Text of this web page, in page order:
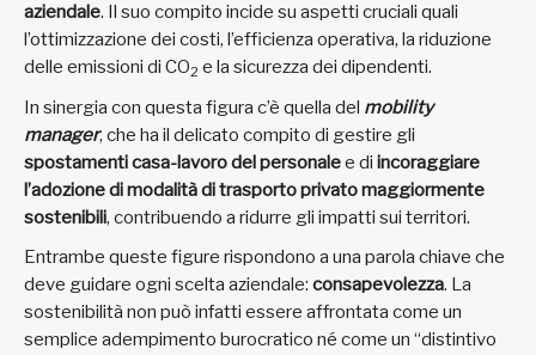
aziendale. Il suo compito incide su aspetti cruciali quali
l’ottimizzazione dei costi, l’efficienza operativa, la riduzione
delle emissioni di CO2 e la sicurezza dei dipendenti.
In sinergia con questa figura c’è quella del mobility
manager, che ha il delicato compito di gestire gli
spostamenti casa-lavoro del personalee di incoraggiare
l’adozione di modalità di trasporto privato maggiormente
sostenibili, contribuendo a ridurre gli impatti sui territori.
Entrambe queste figure rispondono a una parola chiave che
deve guidare ogni scelta aziendale: consapevolezza. La
sostenibilità non può infatti essere affrontata come un
semplice adempimento burocratico né come un “distintivo